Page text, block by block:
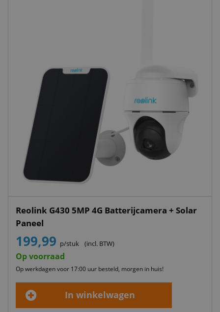
Reolink G430 5MP 4G Batterijcamera + Solar
Paneel
199,99 p/stuk (incl. BTW)
Op voorraad
Op werkdagen voor 17:00 uur besteld, morgen in huis!
In winkelwagen